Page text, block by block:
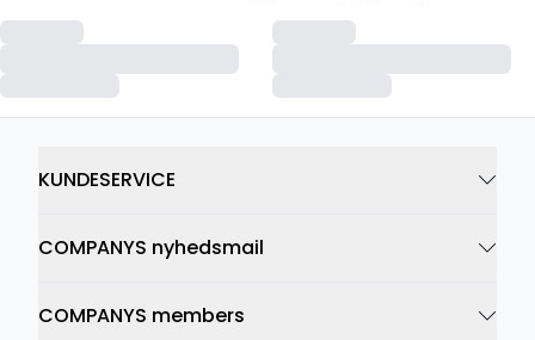
KUNDESERVICE
COMPANYS nyhedsmail
COMPANYS members